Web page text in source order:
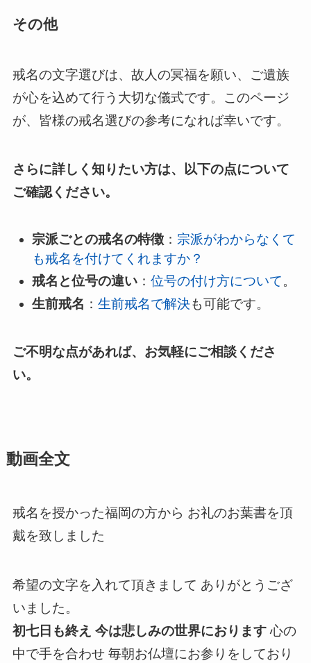
その他
戒名の文字選びは、故人の冥福を願い、ご遺族
が心を込めて行う大切な儀式です。このページ
が、皆様の戒名選びの参考になれば幸いです。
さらに詳しく知りたい方は、以下の点について
ご確認ください。
宗派ごとの戒名の特徴 ： 宗派がわからなくて
も戒名を付けてくれますか？
戒名と位号の違い ：位号の付け方について。
生前戒名 ：生前戒名で解決も可能です。
ご不明な点があれば、お気軽にご相談くださ
い。
動画全文
戒名を授かった福岡の方から お礼のお葉書を頂
戴を致しました
希望の文字を入れて頂きまして ありがとうござ
いました。
初七日も終え 今は悲しみの世界におります心の
中で手を合わせ 毎朝お仏壇にお参りをしており